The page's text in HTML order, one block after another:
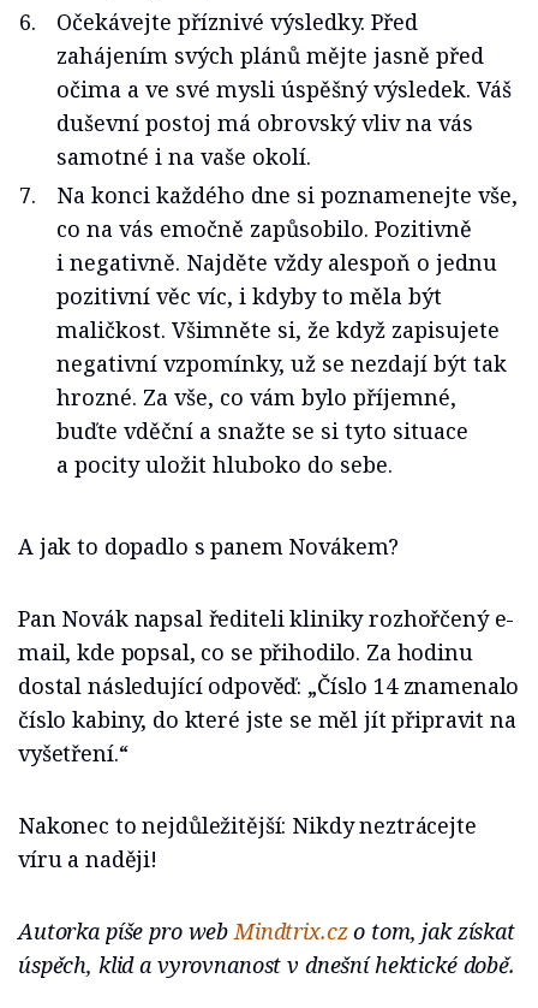
Očekávejte příznivé výsledky. Před
zahájením svých plánů mějte jasně před
očima a ve své mysli úspěšný výsledek. Váš
duševní postoj má obrovský vliv na vás
samotné i na vaše okolí.
Na konci každého dne si poznamenejte vše,
co na vás emočně zapůsobilo. Pozitivně
i negativně. Najděte vždy alespoň o jednu
pozitivní věc víc, i kdyby to měla být
maličkost. Všimněte si, že když zapisujete
negativní vzpomínky, už se nezdají být tak
hrozné. Za vše, co vám bylo příjemné,
buďte vděční a snažte se si tyto situace
a pocity uložit hluboko do sebe.
A jak to dopadlo s panem Novákem?
Pan Novák napsal řediteli kliniky rozhořčený e-
mail, kde popsal, co se přihodilo. Za hodinu
dostal následující odpověď: „Číslo 14 znamenalo
číslo kabiny, do které jste se měl jít připravit na
vyšetření.“
Nakonec to nejdůležitější: Nikdy neztrácejte
víru a naději!
Autorka píše pro webMindtrix.czo tom, jak získat
úspěch, klid a vyrovnanost v dnešní hektické době.